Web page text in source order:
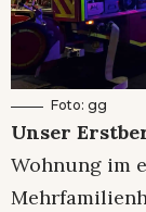
Foto: gg
Unser
Wohnung im